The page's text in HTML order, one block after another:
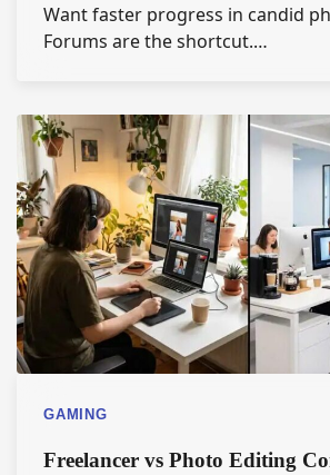
Want faster progress in candid
Forums are the shortcut.…
GAMING
Freelancer vs Photo Editing